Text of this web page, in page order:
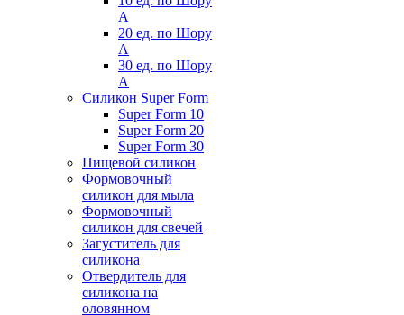
А
20 ед. по Шору
А
30 ед. по Шору
А
Силикон Super Form
Super Form 10
Super Form 20
Super Form 30
Пищевой силикон
Формовочный
силикон для мыла
Формовочный
силикон для свечей
Загуститель для
силикона
Отвердитель для
силикона на
оловянном